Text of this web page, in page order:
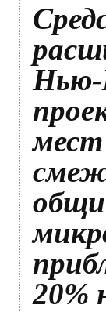
Нью-
20%